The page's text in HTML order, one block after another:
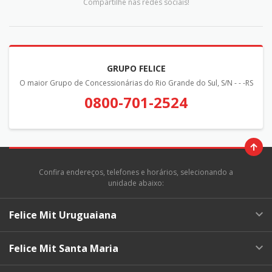
Compartilhe nas redes sociais!
GRUPO FELICE
O maior Grupo de Concessionárias do Rio Grande do Sul, S/N - - -RS
0800-701-2524
Confira endereços, telefones e horários, selecionando a
unidade abaixo:
Felice Mit Uruguaiana
Felice Mit Santa Maria